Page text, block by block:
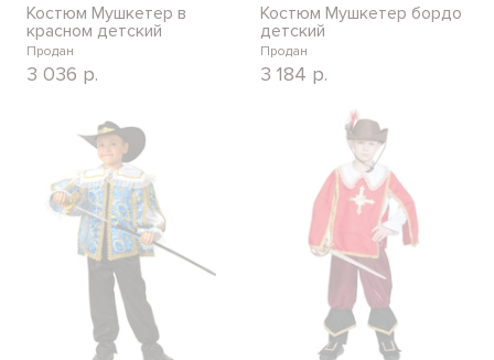
Костюм Мушкетер в
красном детский
Продан
3 036 р.
Костюм Мушкетер бордо
детский
Продан
3 184 р.